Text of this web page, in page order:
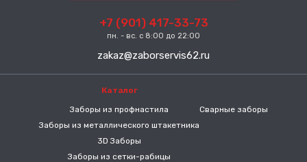
+7 (901) 417-33-73
пн. - вс. с 8:00 до 22:00
zakaz@zaborservis62.ru
Каталог
Заборы из профнастила
Заборы из металлического штакетника
3D Заборы
Заборы из сетки-рабицы
Сварные заборы